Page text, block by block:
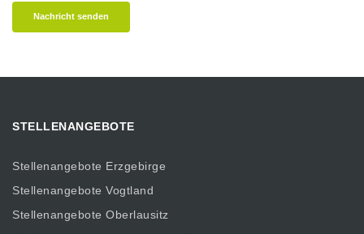
Nachricht senden
STELLENANGEBOTE
Stellenangebote Erzgebirge
Stellenangebote Vogtland
Stellenangebote Oberlausitz